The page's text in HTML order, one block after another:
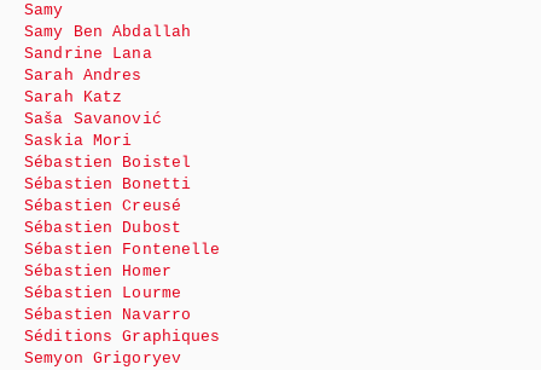
Samy
Samy Ben Abdallah
Sandrine Lana
Sarah Andres
Sarah Katz
Saša Savanović
Saskia Mori
Sébastien Boistel
Sébastien Bonetti
Sébastien Creusé
Sébastien Dubost
Sébastien Fontenelle
Sébastien Homer
Sébastien Lourme
Sébastien Navarro
Séditions Graphiques
Semyon Grigoryev